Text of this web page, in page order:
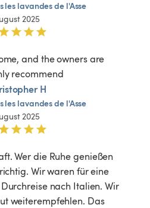
les lavandesde l'Asse
2025
and the owners are
recommend
H
les lavandesde l'Asse
2025
Wer die Ruhe genießen
Wir waren für eine
nach Italien. Wir
weiterempfehlen. Das